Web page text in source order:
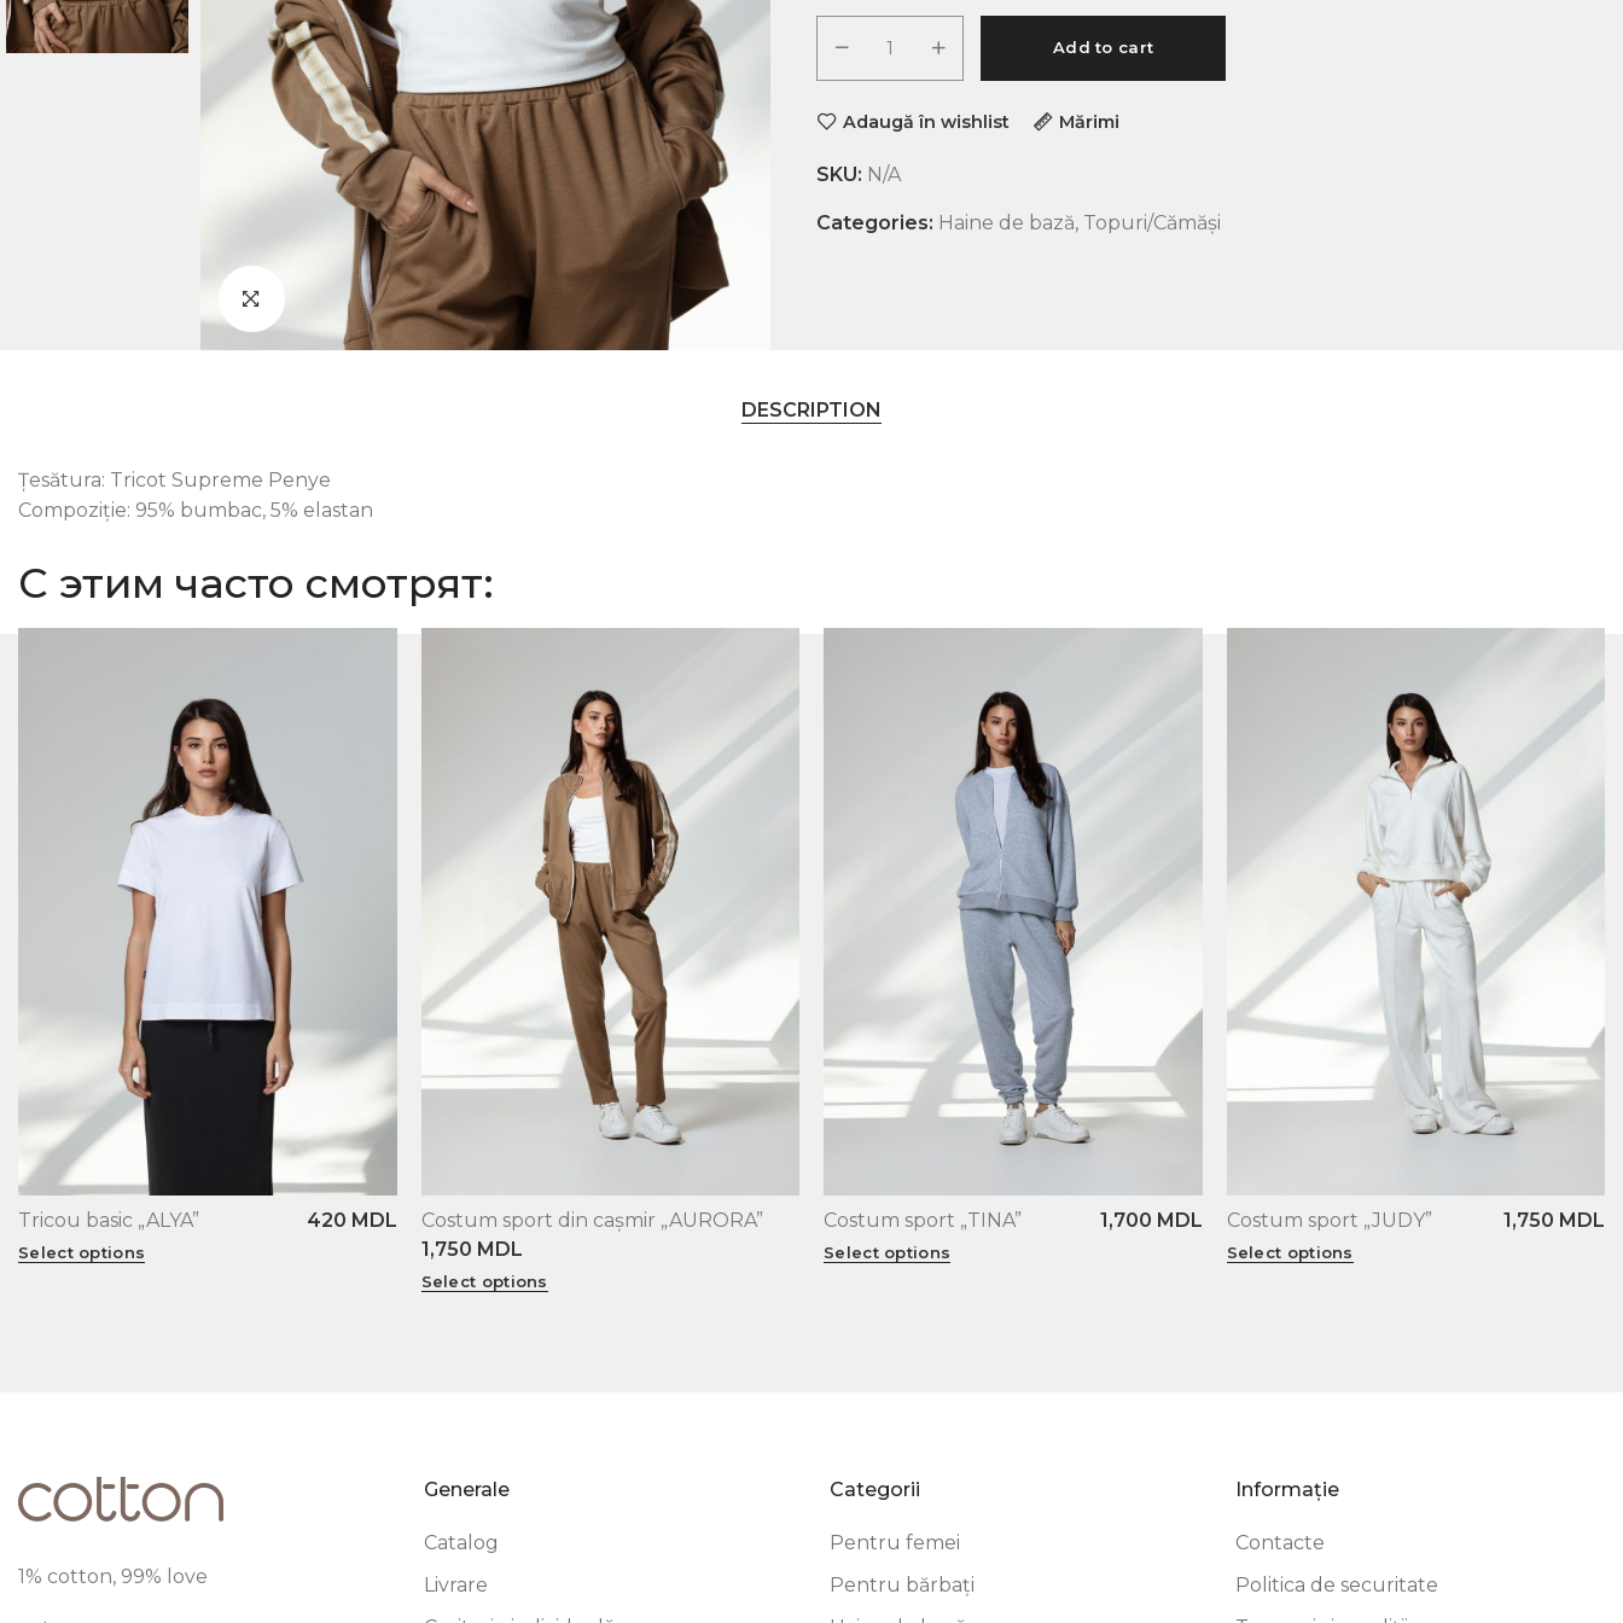
Add to cart
Adaugă în wishlist Mărimi
SKU: N/A
Categories: Haine de bază, Topuri/Cămăși
DESCRIPTION
Țesătura: Tricot Supreme Penye
Compoziție: 95% bumbac, 5% elastan
С этим часто смотрят:
XS S M L XL
Tricou basic „ALYA” 420 MDL
Select options
XS S M L XL
Costum sport din cașmir „AURORA”
1,750 MDL
Select options
XS S M L XL
Costum sport „TINA” 1,700 MDL
Select options
XS S M L XL
Costum sport „JUDY” 1,750 MDL
Select options
1% cotton, 99% love
Generale
Catalog
Livrare
Categorii
Pentru femei
Pentru bărbați
Informație
Contacte
Politica de securitate